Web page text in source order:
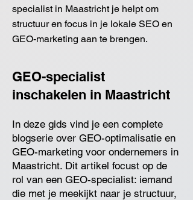
specialist in Maastricht je helpt om
structuur en focus in je lokale SEO en
GEO-marketing aan te brengen.
GEO-specialist
inschakelen in Maastricht
In deze gids vind je een complete
blogserie over GEO-optimalisatie en
GEO-marketing voor ondernemers in
Maastricht. Dit artikel focust op de
rol van een GEO-specialist: iemand
die met je meekijkt naar je structuur,